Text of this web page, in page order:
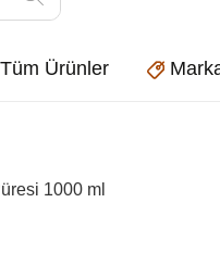
Tüm Ürünler
1000 ml